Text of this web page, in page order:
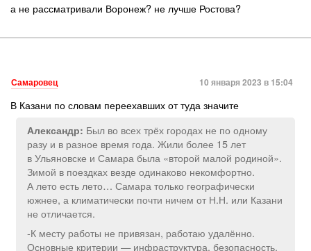
а не рассматривали Воронеж? не лучше Ростова?
Самаровец 10 января 2023 в 15:04
В Казани по словам переехавших от туда значите
Александр: Был во всех трёх городах не по одному
разу и в разное время года. Жили более 15 лет
в Ульяновске и Самара была «второй малой родиной».
Зимой в поездках везде одинаково некомфортно.
А лето есть лето… Самара только географически
южнее, а климатически почти ничем от Н.Н. или Казани
не отличается.
-К месту работы не привязан, работаю удалённо.
Основные критерии — инфраструктура, безопасность,